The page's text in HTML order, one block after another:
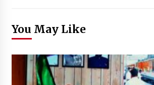
You May Like